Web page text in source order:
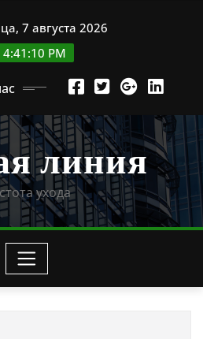
7 августа 2026
4:41:12 PM
линия
ухода